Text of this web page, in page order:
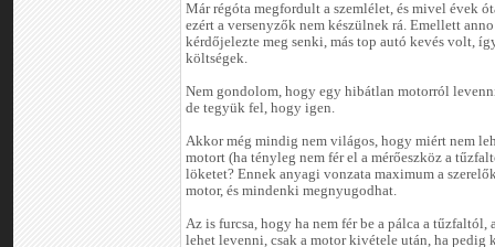
Már régóta megfordult a szemlélet, és mivel évek
ezért a versenyzők nem készülnek rá. Emellett
kérdőjelezte meg senki, más top autó kevés volt,
költségek.
Nem gondolom, hogy egy hibátlan motorról
de tegyük fel, hogy igen.
Akkor még mindig nem világos, hogy miért nem
motort (ha tényleg nem fér el a mérőeszköz a
löketet? Ennek anyagi vonzata maximum a
motor, és mindenki megnyugodhat.
Az is furcsa, hogy ha nem fér be a pálca a
lehet levenni, csak a motor kivétele után, ha pedig